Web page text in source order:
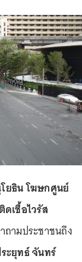
ธิน โฆษกศูนย์
เชื้อไวรัส
ถามประชาชนถึง
ะยุทธ์ จันทร์